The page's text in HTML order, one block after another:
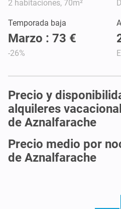
2 habitaciones, 70m²
Temporada baja
Marzo : 73 €
-26%
Precio y
alquileres
de Aznalfarache
Precio medio por
de Aznalfarache